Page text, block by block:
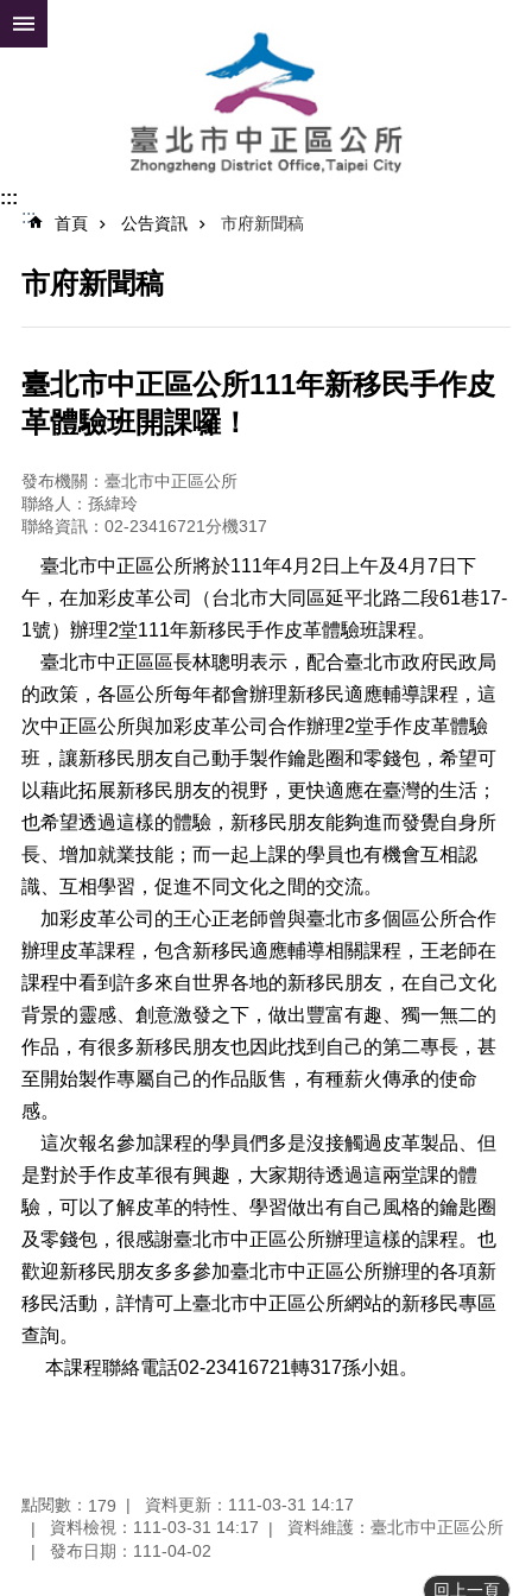
跳到主要內容區塊
公
資
訊
民
服
務
識
中
正
關
介
鄰
里
資
訊
政
府
資
訊
開
開
放
資
料
專
區
防
救
災
資
訊
(Disaster
prevention
and
response)
網
網
相
:::
:::
首頁 公告資訊 市府新聞稿
市府新聞稿
臺北市中正區公所111年新移民手作皮
革體驗班開課囉！
發布機關：臺北市中正區公所
聯絡人：孫緯玲
聯絡資訊：02-23416721分機317
臺北市中正區公所將於111年4月2日上午及4月7日下
午，在加彩皮革公司（台北市大同區延平北路二段61巷17-
1號）辦理2堂111年新移民手作皮革體驗班課程。
臺北市中正區區長林聰明表示，配合臺北市政府民政局
的政策，各區公所每年都會辦理新移民適應輔導課程，這
次中正區公所與加彩皮革公司合作辦理2堂手作皮革體驗
班，讓新移民朋友自己動手製作鑰匙圈和零錢包，希望可
以藉此拓展新移民朋友的視野，更快適應在臺灣的生活；
也希望透過這樣的體驗，新移民朋友能夠進而發覺自身所
長、增加就業技能；而一起上課的學員也有機會互相認
識、互相學習，促進不同文化之間的交流。
加彩皮革公司的王心正老師曾與臺北市多個區公所合作
辦理皮革課程，包含新移民適應輔導相關課程，王老師在
課程中看到許多來自世界各地的新移民朋友，在自己文化
背景的靈感、創意激發之下，做出豐富有趣、獨一無二的
作品，有很多新移民朋友也因此找到自己的第二專長，甚
至開始製作專屬自己的作品販售，有種薪火傳承的使命
感。
這次報名參加課程的學員們多是沒接觸過皮革製品、但
是對於手作皮革很有興趣，大家期待透過這兩堂課的體
驗，可以了解皮革的特性、學習做出有自己風格的鑰匙圈
及零錢包，很感謝臺北市中正區公所辦理這樣的課程。也
歡迎新移民朋友多多參加臺北市中正區公所辦理的各項新
移民活動，詳情可上臺北市中正區公所網站的新移民專區
查詢。
本課程聯絡電話02-23416721轉317孫小姐。
點閱數： 179
資料更新：111-03-31 14:17
資料檢視：111-03-31 14:17
資料維護：臺北市中正區公所
發布日期：111-04-02
回上一頁